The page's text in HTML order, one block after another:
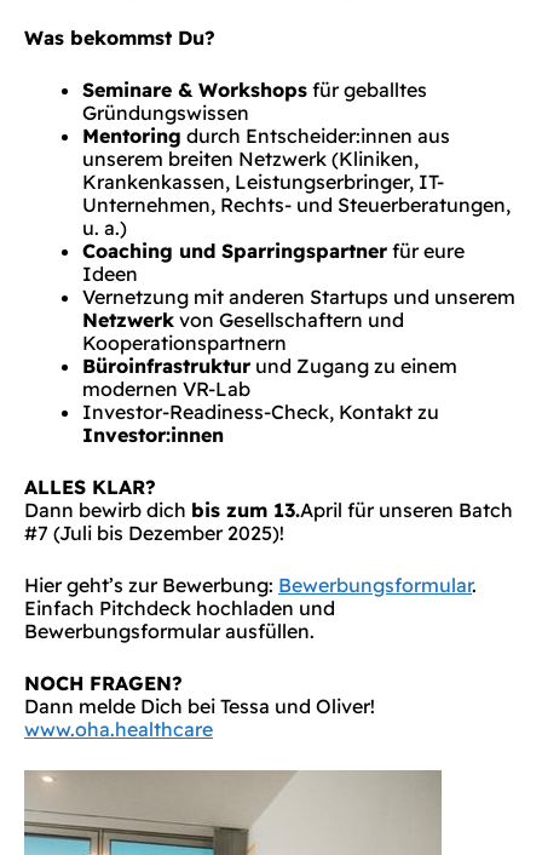
Was bekommst Du?
Seminare & Workshops für geballtes
Gründungswissen
Mentoring durch Entscheider:innen aus
unserem breiten Netzwerk (Kliniken,
Krankenkassen, Leistungserbringer, IT-
Unternehmen, Rechts- und Steuerberatungen,
u. a.)
Coaching und Sparringspartner für eure
Ideen
Vernetzung mit anderen Startups und unserem
Netzwerk von Gesellschaftern und
Kooperationspartnern
Büroinfrastruktur und Zugang zu einem
modernen VR-Lab
Investor-Readiness-Check, Kontakt zu
Investor:innen
ALLES KLAR?
Dann bewirb dich bis zum 13.April für unseren Batch
#7 (Juli bis Dezember 2025)!
Hier geht’s zur Bewerbung: Bewerbungsformular.
Einfach Pitchdeck hochladen und
Bewerbungsformular ausfüllen.
NOCH FRAGEN?
Dann melde Dich bei Tessa und Oliver!
www.oha.healthcare